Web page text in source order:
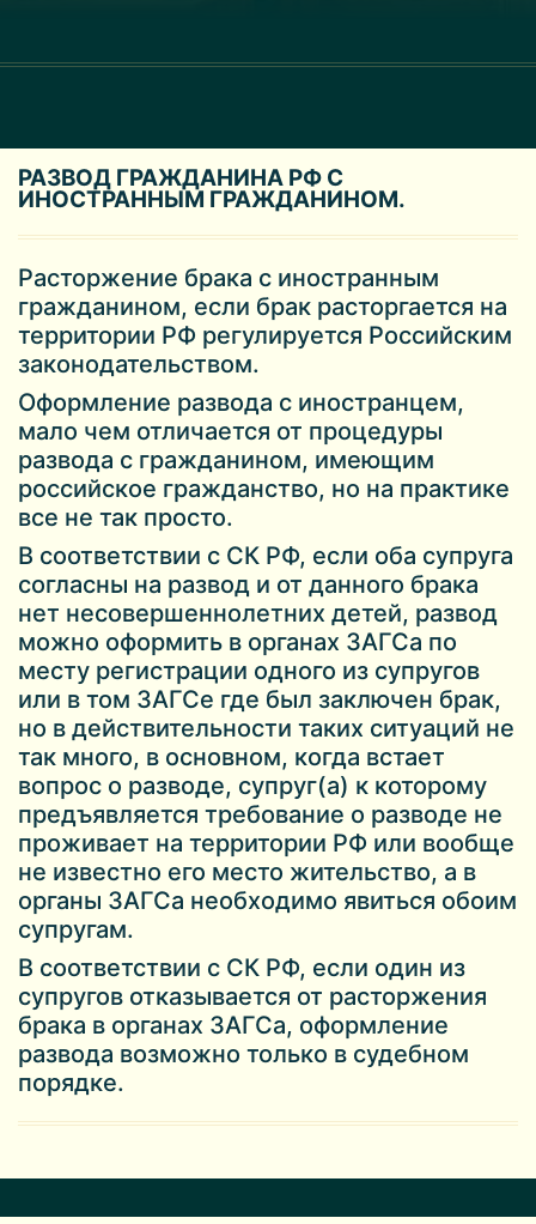
РАЗВОД ГРАЖДАНИНА РФ С
ИНОСТРАННЫМ ГРАЖДАНИНОМ.
Расторжение брака с иностранным
гражданином, если брак расторгается на
территории РФ регулируется Российским
законодательством.
Оформление развода с иностранцем,
мало чем отличается от процедуры
развода с гражданином, имеющим
российское гражданство, но на практике
все не так просто.
В соответствии с СК РФ, если оба супруга
согласны на развод и от данного брака
нет несовершеннолетних детей, развод
можно оформить в органах ЗАГСа по
месту регистрации одного из супругов
или в том ЗАГСе где был заключен брак,
но в действительности таких ситуаций не
так много, в основном, когда встает
вопрос о разводе, супруг(а) к которому
предъявляется требование о разводе не
проживает на территории РФ или вообще
не известно его место жительство, а в
органы ЗАГСа необходимо явиться обоим
супругам.
В соответствии с СК РФ, если один из
супругов отказывается от расторжения
брака в органах ЗАГСа, оформление
развода возможно только в судебном
порядке.